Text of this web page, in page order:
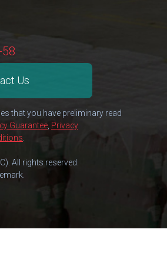
Us
that you have preliminary read
Guarantee Privacy
All rights reserved.